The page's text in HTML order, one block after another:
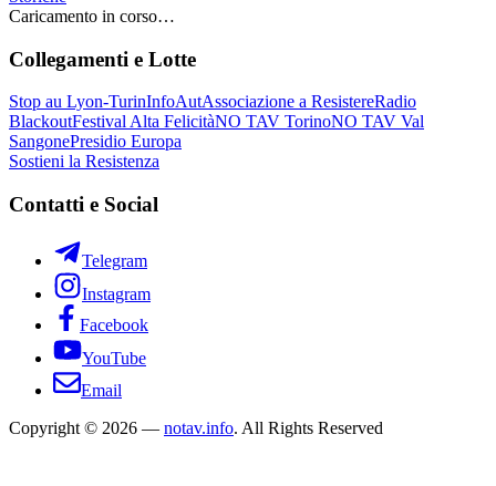
Caricamento in corso…
Collegamenti e Lotte
Stop au Lyon-TurinInfoAutAssociazione a ResistereRadio
BlackoutFestival Alta FelicitàNO TAV TorinoNO TAV Val
SangonePresidio Europa
Sostieni la Resistenza
Contatti e Social
Telegram
Instagram
Facebook
YouTube
Email
Copyright © 2026 — notav.info. All Rights Reserved